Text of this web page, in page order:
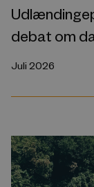
debat om
Juli 2026